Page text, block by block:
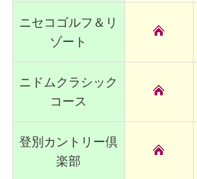
ニセコゴルフ＆リ
ゾート
ニドムクラシック
コース
登別カントリー倶
楽部